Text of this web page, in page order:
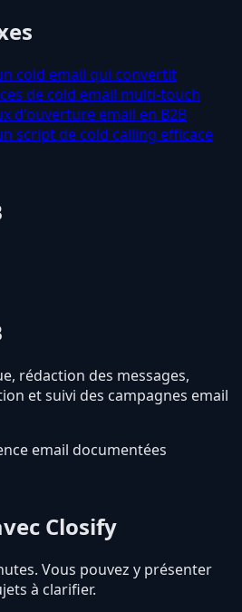
cold email qui convertit
de cold email multi-touch
d'ouverture email en B2B
script de cold calling efficace
rédaction des messages,
et suivi des campagnes email
email documentées
Closify
Vous pouvez y présenter
à clarifier.